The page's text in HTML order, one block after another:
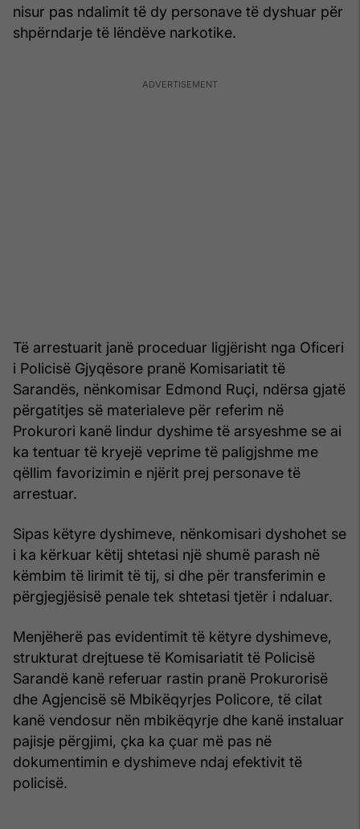
nisur pas ndalimit të dy personave të dyshuar për
shpërndarje të lëndëve narkotike.
Të arrestuarit janë proceduar ligjërisht nga Oficeri
i Policisë Gjyqësore pranë Komisariatit të
Sarandës, nënkomisar Edmond Ruçi, ndërsa gjatë
përgatitjes së materialeve për referim në
Prokurori kanë lindur dyshime të arsyeshme se ai
ka tentuar të kryejë veprime të paligjshme me
qëllim favorizimin e njërit prej personave të
arrestuar.
Sipas këtyre dyshimeve, nënkomisari dyshohet se
i ka kërkuar këtij shtetasi një shumë parash në
këmbim të lirimit të tij, si dhe për transferimin e
përgjegjësisë penale tek shtetasi tjetër i ndaluar.
Menjëherë pas evidentimit të këtyre dyshimeve,
strukturat drejtuese të Komisariatit të Policisë
Sarandë kanë referuar rastin pranë Prokurorisë
dhe Agjencisë së Mbikëqyrjes Policore, të cilat
kanë vendosur nën mbikëqyrje dhe kanë instaluar
pajisje përgjimi, çka ka çuar më pas në
dokumentimin e dyshimeve ndaj efektivit të
policisë.